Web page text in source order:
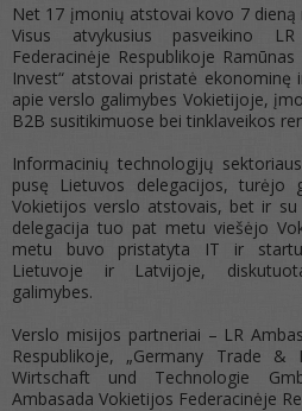
Net 17 įmonių atstovai kovo 7 dieną
Visus atvykusius pasveikino
Federacinėje Respublikoje
Invest“ atstovai pristatė ekonominę
apie verslo galimybes Vokietijoje,
B2B susitikimuose bei tinklaveikos
Informacinių technologijų
pusę Lietuvos delegacijos, turėjo
Vokietijos verslo atstovais, bet ir
delegacija tuo pat metu viešėjo
metu buvo pristatyta IT ir
Lietuvoje ir Latvijoje,
galimybes.
Verslo misijos partneriai – LR
Respublikoje, „Germany Trade
Wirtschaft und Technologie
Ambasada Vokietijos Federacinėje